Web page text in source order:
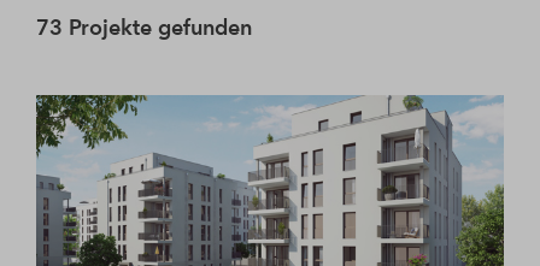
73 Projekte gefunden